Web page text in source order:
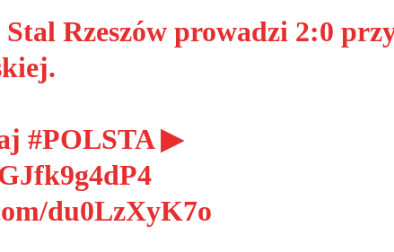
Rzeszów prowadzi 2:0
#POLSTA▶
du0LzXyK7o